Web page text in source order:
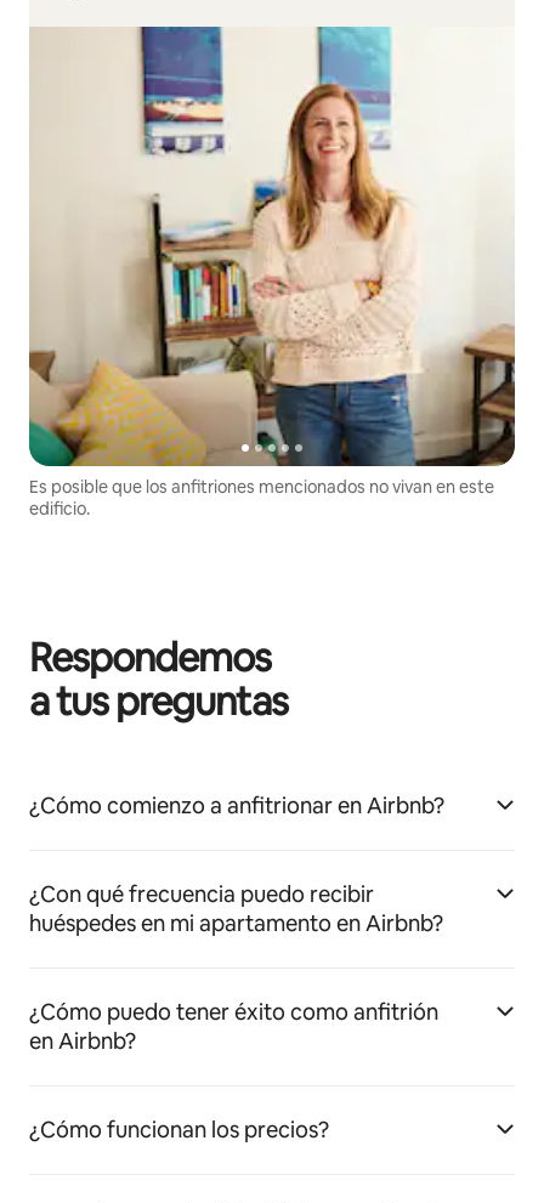
Es posible que los anfitriones mencionados no vivan en este
edificio.
Respondemos
a tus preguntas
¿Cómo comienzo a anfitrionar en Airbnb?
¿Con qué frecuencia puedo recibir
huéspedes en mi apartamento en Airbnb?
¿Cómo puedo tener éxito como anfitrión
en Airbnb?
¿Cómo funcionan los precios?